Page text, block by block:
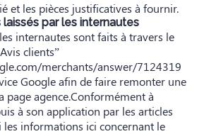
et les pièces justificatives à fournir.
laissés par les internautes
internautes sont faits à travers le
clients”
merchants/answer/7124319
Google afin de faire remonter une
page agence.Conformément à
à son application par les articles
les informations ici concernant le